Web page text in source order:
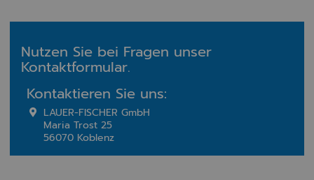
Nutzen Sie bei Fragen unser
Kontaktformular.
Kontaktieren Sie uns:
LAUER-FISCHER GmbH
Maria Trost 25
56070 Koblenz